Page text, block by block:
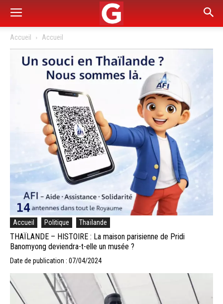
Accueil Accueil
Accueil Politique Thaïlande
THAÏLANDE – HISTOIRE : La maison parisienne de Pridi
Banomyong deviendra-t-elle un musée ?
Date de publication : 07/04/2024